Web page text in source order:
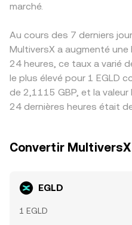
marché.
Au cours des 7 derniers
MultiversX a augmenté
24 heures, ce taux a varié
le plus élevé pour 1 EGLD
de 2,1115 GBP, et la
24 dernières heures était
Convertir
EGLD
1 EGLD